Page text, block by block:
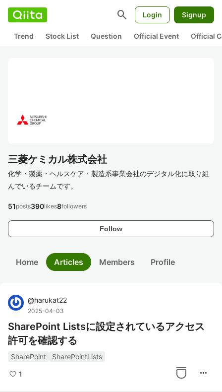
search Login Signup
Trend Stock List Question Official Event Official
三菱ケミカル株式会社
化学・製薬・ヘルスケア・製造系事業会社のデジタル化に取り組
んでいるチームです。
Follow
51 posts390likes8followers
Home Articles Members Profile
@harukat22
2025-04-03
SharePoint Listsに設定されているアクセス
許可を確認する
SharePoint SharePointLists
1 more_horiz